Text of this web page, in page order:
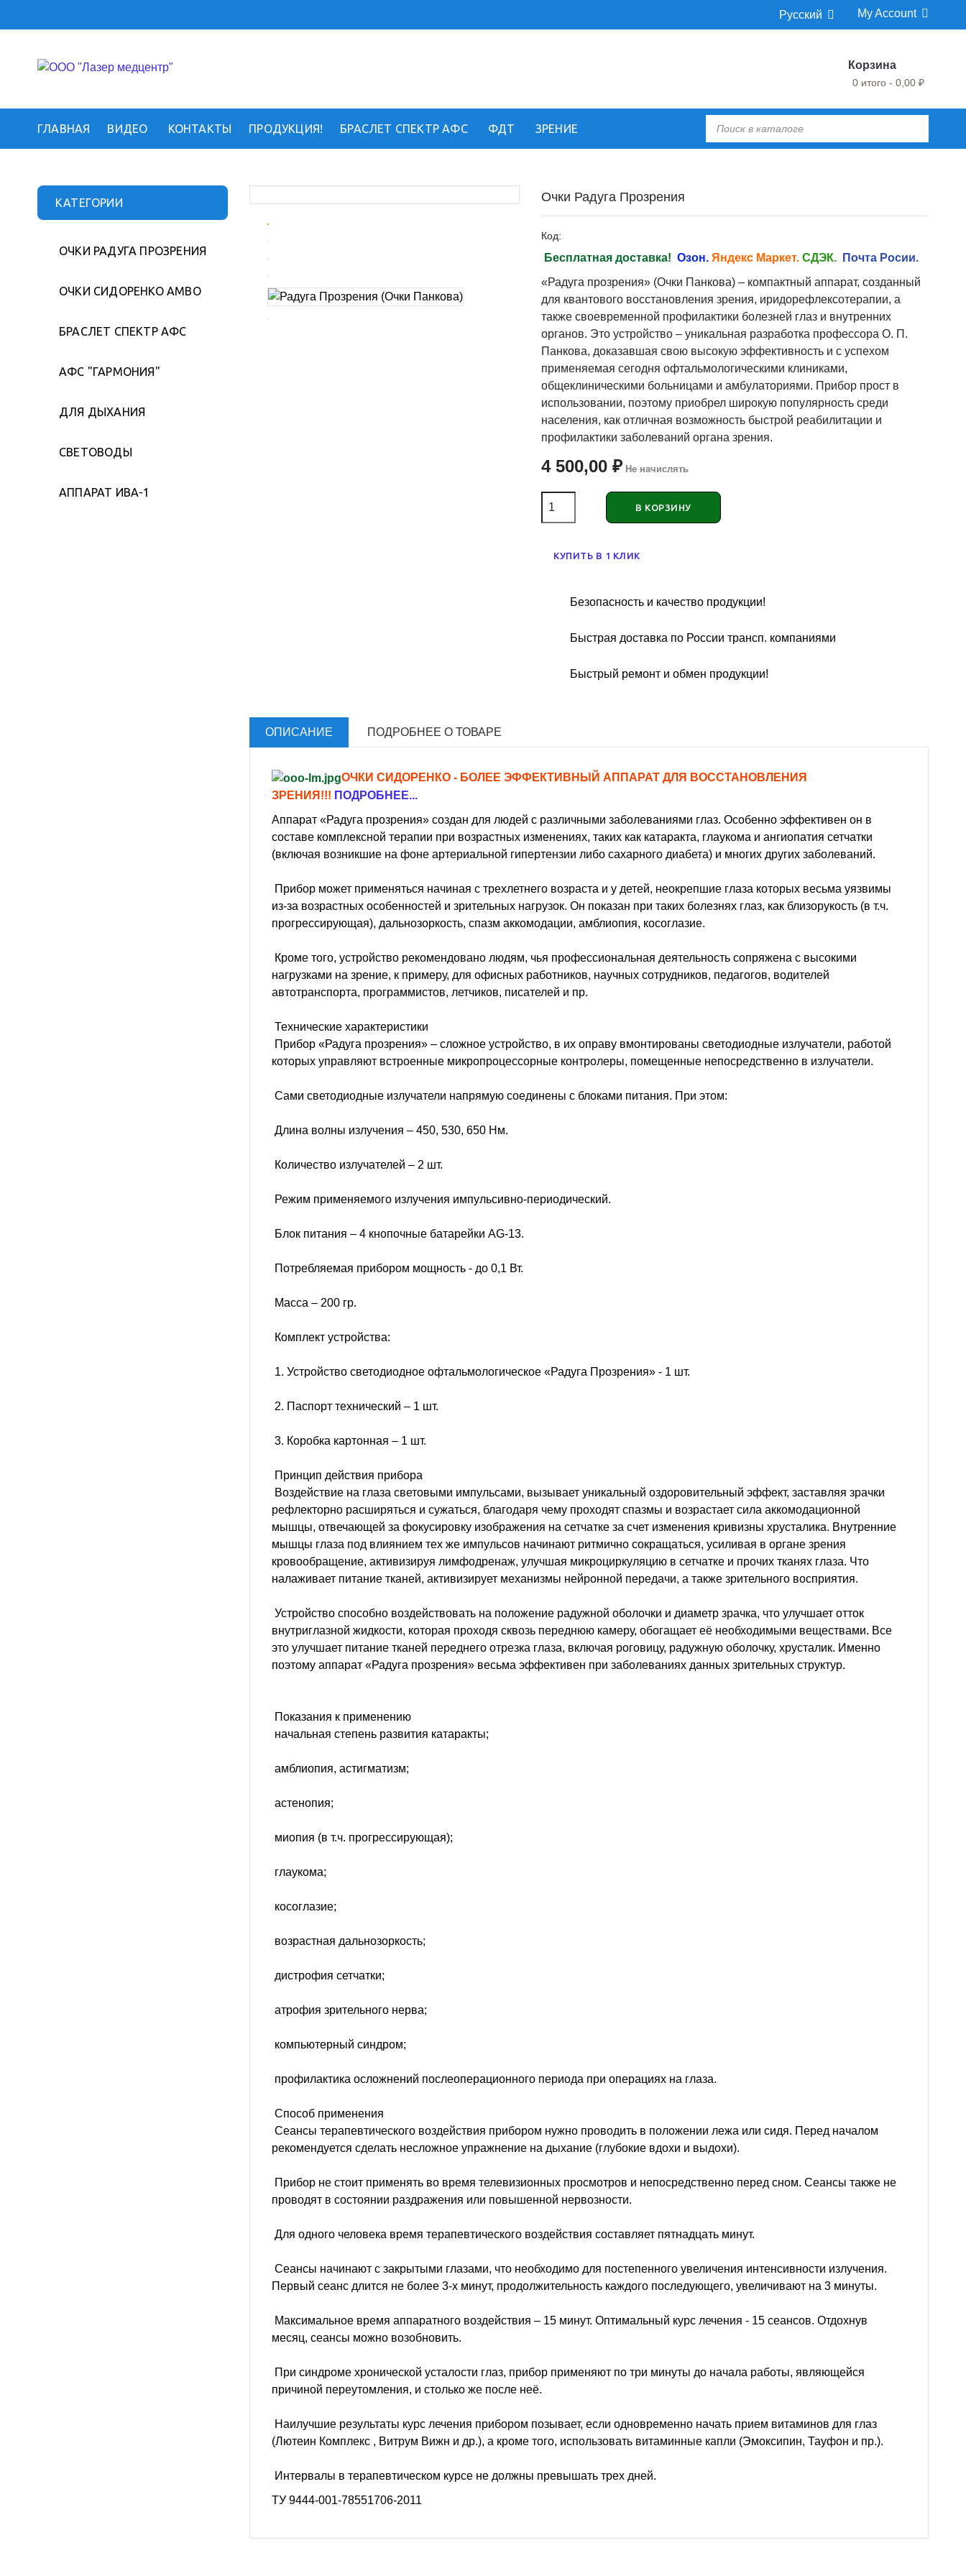
Русский My Account
Корзина
0 итого - 0,00 ₽
ГЛАВНАЯ ВИДЕО КОНТАКТЫ ПРОДУКЦИЯ! БРАСЛЕТ СПЕКТР АФС ФДТ ЗРЕНИЕ
КАТЕГОРИИ
ОЧКИ РАДУГА ПРОЗРЕНИЯ
ОЧКИ СИДОРЕНКО АМВО
БРАСЛЕТ СПЕКТР АФС
АФС "ГАРМОНИЯ"
ДЛЯ ДЫХАНИЯ
СВЕТОВОДЫ
АППАРАТ ИВА-1
Очки Радуга Прозрения
Код:
Бесплатная доставка!Озон. Яндекс Маркет.СДЭК.
Почта Росии.
«Радуга прозрения» (Очки Панкова) – компактный аппарат, созданный
для квантового восстановления зрения, иридорефлексотерапии, а
также своевременной профилактики болезней глаз и внутренних
органов. Это устройство – уникальная разработка профессора О. П.
Панкова, доказавшая свою высокую эффективность и с успехом
применяемая сегодня офтальмологическими клиниками,
общеклиническими больницами и амбулаториями. Прибор прост в
использовании, поэтому приобрел широкую популярность среди
населения, как отличная возможность быстрой реабилитации и
профилактики заболеваний органа зрения.
4 500,00 ₽ Не начислять
В КОРЗИНУ
КУПИТЬ В 1 КЛИК
Безопасность и качество продукции!
Быстрая доставка по России трансп. компаниями
Быстрый ремонт и обмен продукции!
ОПИСАНИЕ ПОДРОБНЕЕ О ТОВАРЕ
ОЧКИ СИДОРЕНКО - БОЛЕЕ ЭФФЕКТИВНЫЙ АППАРАТ ДЛЯ ВОССТАНОВЛЕНИЯ
ЗРЕНИЯ!!! ПОДРОБНЕЕ...
Аппарат «Радуга прозрения» создан для людей с различными заболеваниями глаз. Особенно эффективен он в
составе комплексной терапии при возрастных изменениях, таких как катаракта, глаукома и ангиопатия сетчатки
(включая возникшие на фоне артериальной гипертензии либо сахарного диабета) и многих других заболеваний.
Прибор может применяться начиная с трехлетнего возраста и у детей, неокрепшие глаза которых весьма уязвимы
из-за возрастных особенностей и зрительных нагрузок. Он показан при таких болезнях глаз, как близорукость (в т.ч.
прогрессирующая), дальнозоркость, спазм аккомодации, амблиопия, косоглазие.
Кроме того, устройство рекомендовано людям, чья профессиональная деятельность сопряжена с высокими
нагрузками на зрение, к примеру, для офисных работников, научных сотрудников, педагогов, водителей
автотранспорта, программистов, летчиков, писателей и пр.
Технические характеристики
Прибор «Радуга прозрения» – сложное устройство, в их оправу вмонтированы светодиодные излучатели, работой
которых управляют встроенные микропроцессорные контролеры, помещенные непосредственно в излучатели.
Сами светодиодные излучатели напрямую соединены с блоками питания. При этом:
Длина волны излучения – 450, 530, 650 Нм.
Количество излучателей – 2 шт.
Режим применяемого излучения импульсивно-периодический.
Блок питания – 4 кнопочные батарейки AG-13.
Потребляемая прибором мощность - до 0,1 Вт.
Масса – 200 гр.
Комплект устройства:
1. Устройство светодиодное офтальмологическое «Радуга Прозрения» - 1 шт.
2. Паспорт технический – 1 шт.
3. Коробка картонная – 1 шт.
Принцип действия прибора
Воздействие на глаза световыми импульсами, вызывает уникальный оздоровительный эффект, заставляя зрачки
рефлекторно расширяться и сужаться, благодаря чему проходят спазмы и возрастает сила аккомодационной
мышцы, отвечающей за фокусировку изображения на сетчатке за счет изменения кривизны хрусталика. Внутренние
мышцы глаза под влиянием тех же импульсов начинают ритмично сокращаться, усиливая в органе зрения
кровообращение, активизируя лимфодренаж, улучшая микроциркуляцию в сетчатке и прочих тканях глаза. Что
налаживает питание тканей, активизирует механизмы нейронной передачи, а также зрительного восприятия.
Устройство способно воздействовать на положение радужной оболочки и диаметр зрачка, что улучшает отток
внутриглазной жидкости, которая проходя сквозь переднюю камеру, обогащает её необходимыми веществами. Все
это улучшает питание тканей переднего отрезка глаза, включая роговицу, радужную оболочку, хрусталик. Именно
поэтому аппарат «Радуга прозрения» весьма эффективен при заболеваниях данных зрительных структур.
Показания к применению
начальная степень развития катаракты;
амблиопия, астигматизм;
астенопия;
миопия (в т.ч. прогрессирующая);
глаукома;
косоглазие;
возрастная дальнозоркость;
дистрофия сетчатки;
атрофия зрительного нерва;
компьютерный синдром;
профилактика осложнений послеоперационного периода при операциях на глаза.
Способ применения
Сеансы терапевтического воздействия прибором нужно проводить в положении лежа или сидя. Перед началом
рекомендуется сделать несложное упражнение на дыхание (глубокие вдохи и выдохи).
Прибор не стоит применять во время телевизионных просмотров и непосредственно перед сном. Сеансы также не
проводят в состоянии раздражения или повышенной нервозности.
Для одного человека время терапевтического воздействия составляет пятнадцать минут.
Сеансы начинают с закрытыми глазами, что необходимо для постепенного увеличения интенсивности излучения.
Первый сеанс длится не более 3-х минут, продолжительность каждого последующего, увеличивают на 3 минуты.
Максимальное время аппаратного воздействия – 15 минут. Оптимальный курс лечения - 15 сеансов. Отдохнув
месяц, сеансы можно возобновить.
При синдроме хронической усталости глаз, прибор применяют по три минуты до начала работы, являющейся
причиной переутомления, и столько же после неё.
Наилучшие результаты курс лечения прибором позывает, если одновременно начать прием витаминов для глаз
(Лютеин Комплекс , Витрум Вижн и др.), а кроме того, использовать витаминные капли (Эмоксипин, Тауфон и пр.).
Интервалы в терапевтическом курсе не должны превышать трех дней.
ТУ 9444-001-78551706-2011